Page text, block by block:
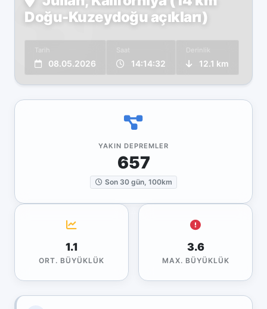
Doğu-Kuzeydoğu açıkları)
Tarih
08.05.2026
Saat
14:14:32
Derinlik
12.1 km
YAKIN DEPREMLER
657
Son 30 gün, 100km
1.1
ORT. BÜYÜKLÜK
3.6
MAX. BÜYÜKLÜK